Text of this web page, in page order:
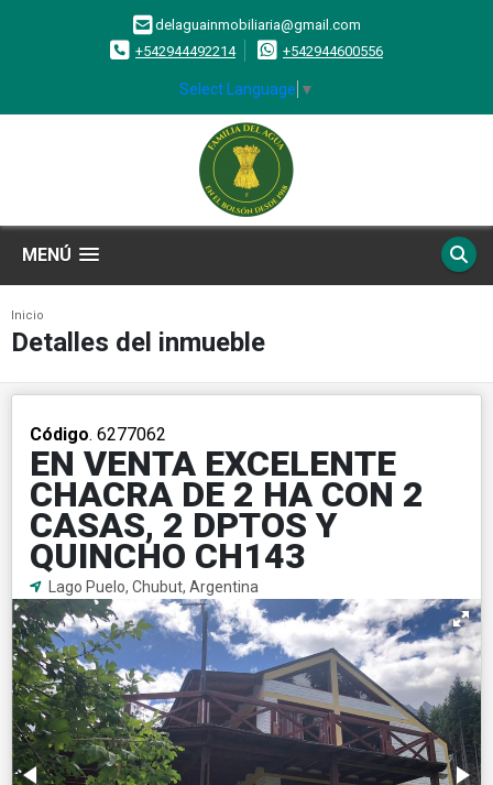
delaguainmobiliaria@gmail.com
+542944492214
+542944600556
Select Language ▼
MENÚ
Inicio
Detalles del inmueble
Código. 6277062
EN VENTA EXCELENTE
CHACRA DE 2 HA CON 2
CASAS, 2 DPTOS Y
QUINCHO CH143
Lago Puelo, Chubut, Argentina